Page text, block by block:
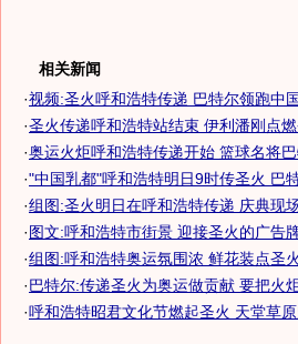
相关新闻
·视频:圣火呼和浩特传递 巴特尔领跑中
·圣火传递呼和浩特站结束 伊利潘刚点
·奥运火炬呼和浩特传递开始 篮球名将巴
·"中国乳都"呼和浩特明日9时传圣火 巴
·组图:圣火明日在呼和浩特传递 庆典现
·图文:呼和浩特市街景 迎接圣火的广告
·组图:呼和浩特奥运氛围浓 鲜花装点圣
·巴特尔:传递圣火为奥运做贡献 要把火
·呼和浩特昭君文化节燃起圣火 天堂草原